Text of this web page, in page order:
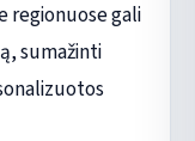
regionuose gali
sumažinti